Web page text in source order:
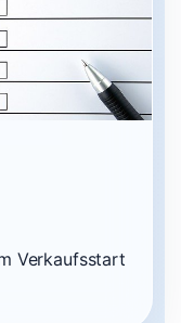
Verkaufsstart